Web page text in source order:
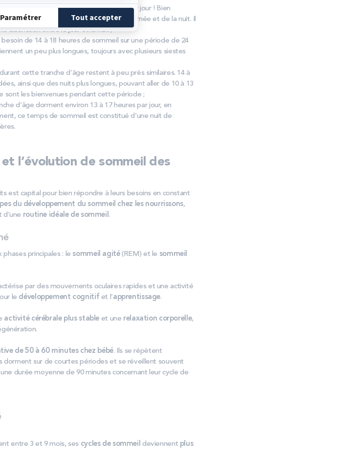
peuvent dormir jusqu’à 20 heures par jour ! Bien
plusieurs périodes tout au long de la journée et de la nuit. Il
distinction entre le jour et la nuit ;
de 14 à 18 heures de sommeil sur une période de 24
un peu plus longues, toujours avec plusieurs siestes
cette tranche d’âge restent à peu près similaires. 14 à
ainsi que des nuits plus longues, pouvant aller de 10 à 13
sont les bienvenues pendant cette période ;
d’âge dorment environ 13 à 17 heures par jour, en
ce temps de sommeil est constitué d’une nuit de
l’évolution de sommeil des
est capital pour bien répondre à leurs besoins en constant
du développement du sommeil chez les nourrissons,
d’une routine idéale de sommeil.
principales : le sommeil agité(REM) et le sommeil
par des mouvements oculaires rapides et une activité
le développement cognitif et l’apprentissage.
activité cérébrale plus stable et une relaxation corporelle,
de 50 à 60 minutes chez bébé. Ils se répètent
sur de courtes périodes et se réveillent souvent
durée moyenne de 90 minutes concernant leur cycle de
entre 3 et 9 mois, ses cycles de sommeil deviennent plus